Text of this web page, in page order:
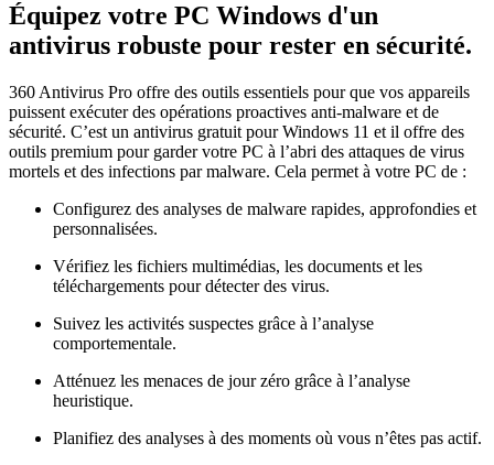
Équipez votre PC Windows d'un
antivirus robuste pour rester en sécurité.
360 Antivirus Pro offre des outils essentiels pour que vos appareils
puissent exécuter des opérations proactives anti-malware et de
sécurité. C’est un antivirus gratuit pour Windows 11 et il offre des
outils premium pour garder votre PC à l’abri des attaques de virus
mortels et des infections par malware. Cela permet à votre PC de :
Configurez des analyses de malware rapides, approfondies et
personnalisées.
Vérifiez les fichiers multimédias, les documents et les
téléchargements pour détecter des virus.
Suivez les activités suspectes grâce à l’analyse
comportementale.
Atténuez les menaces de jour zéro grâce à l’analyse
heuristique.
Planifiez des analyses à des moments où vous n’êtes pas actif.